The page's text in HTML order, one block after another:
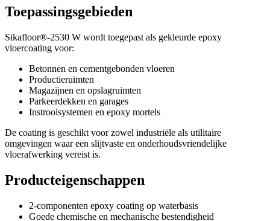
Toepassingsgebieden
Sikafloor®-2530 W wordt toegepast als gekleurde epoxy
vloercoating voor:
Betonnen en cementgebonden vloeren
Productieruimten
Magazijnen en opslagruimten
Parkeerdekken en garages
Instrooisystemen en epoxy mortels
De coating is geschikt voor zowel industriële als utilitaire
omgevingen waar een slijtvaste en onderhoudsvriendelijke
vloerafwerking vereist is.
Producteigenschappen
2-componenten epoxy coating op waterbasis
Goede chemische en mechanische bestendigheid